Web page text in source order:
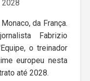
2028
da França.
Fabrizio
o treinador
europeu nesta
até 2028.